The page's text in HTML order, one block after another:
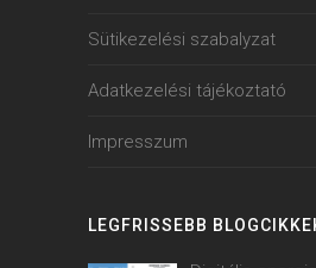
Sütikezelési szabalyzat
Adatkezelési tájékoztató
Impresszum
LEGFRISSEBB